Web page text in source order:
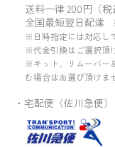
送料一律 200円（税
全国最短翌日配達
※日時指定には対応し
※代金引換はご選択頂
※キット、リムーバー
む場合はお選び頂けま
・宅配便（佐川急便）